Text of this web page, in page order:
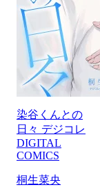
染谷くんとの
日々 デジコレ
DIGITAL
COMICS
桐生菜央